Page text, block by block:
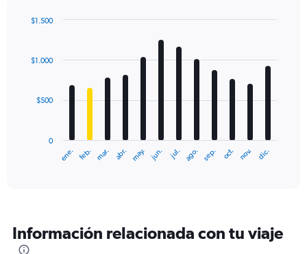
values.
to
with
12
The
categories.
The
ene. feb. mar. abr. may. jun. jul. ago. sep. oct. nov. dic.
0
$500
$1.000
$1.500
Información relacionada con tu viaje